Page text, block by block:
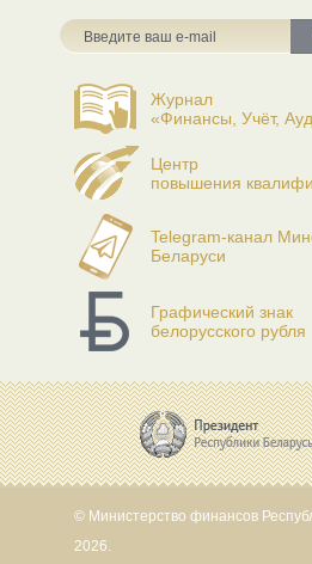
Журнал
«Финансы, Учёт,
Центр
повышения
Telegram-канал
Беларуси
Графический знак
белорусского рубля
© Министерство финансов
2026.